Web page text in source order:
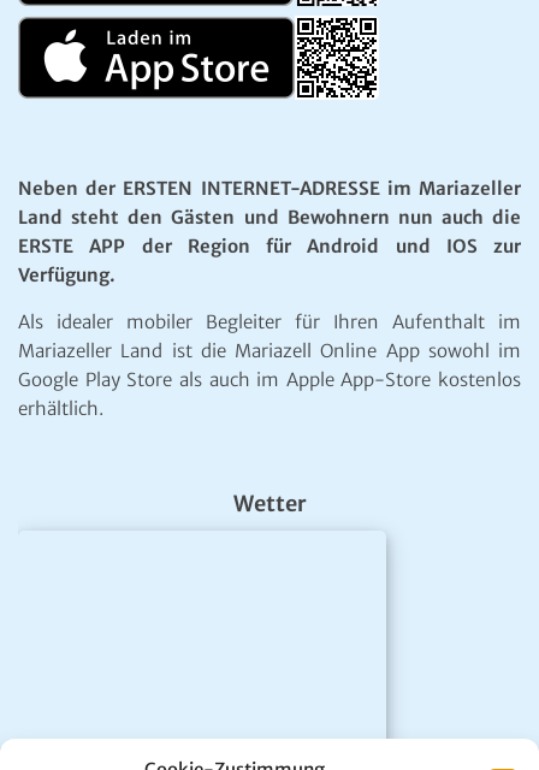
Neben der ERSTEN INTERNET-ADRESSE im Mariazeller
Land steht den Gästen und Bewohnern nun auch die
ERSTE APP der Region für Android und IOS zur
Verfügung.
Als idealer mobiler Begleiter für Ihren Aufenthalt im
Mariazeller Land ist die Mariazell Online App sowohl im
Google Play Store als auch im Apple App-Store kostenlos
erhältlich.
Wetter